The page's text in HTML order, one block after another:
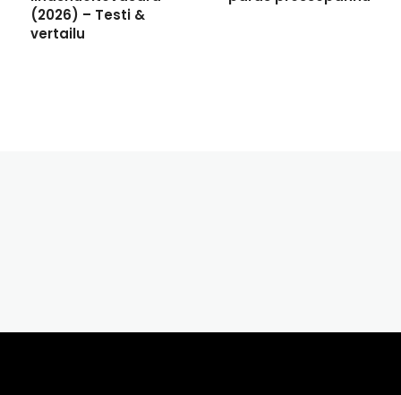
(2026) – Testi &
vertailu